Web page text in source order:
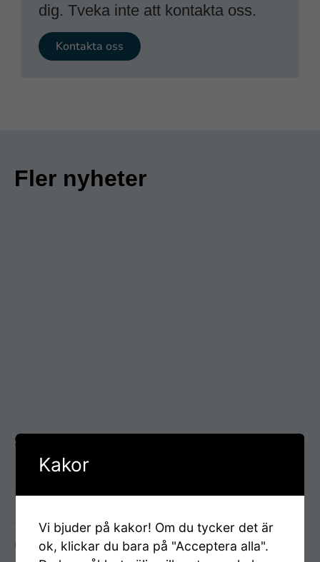
dig. Tveka inte att kontakta oss.
Kontakta oss
Fler nyheter
Servicetekniker till vår verkstad för
marin- och industrimotorer
27 januari 2026
SwedMotor AB ingår i EMERNA Group,
en ledande motordistributör i Sverige.
Kakor
Vi bjuder på kakor! Om du tycker det är
ok, klickar du bara på "Acceptera alla".